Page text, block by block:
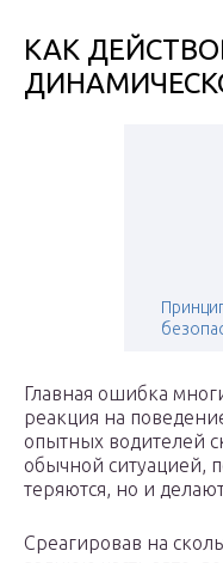
КАК
Главная ошибка
реакция на
опытных водителей
обычной ситуацией,
теряются, но и
Среагировав на